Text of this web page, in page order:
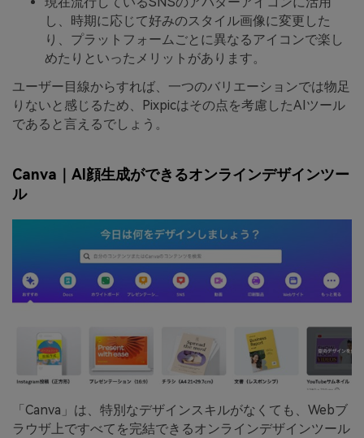
し、時期に応じて好みのスタイル画像に変更した
り、プラットフォームごとに異なるアイコンで楽し
めたりといったメリットがあります。
ユーザー目線からすれば、一つのバリエーションでは物足
りないと感じるため、Pixpicはその点を考慮したAIツール
であると言えるでしょう。
Canva｜AI顔生成ができるオンラインデザインツー
ル
「Canva」は、特別なデザインスキルがなくても、Webブ
ラウザ上ですべてを完結できるオンラインデザインツール